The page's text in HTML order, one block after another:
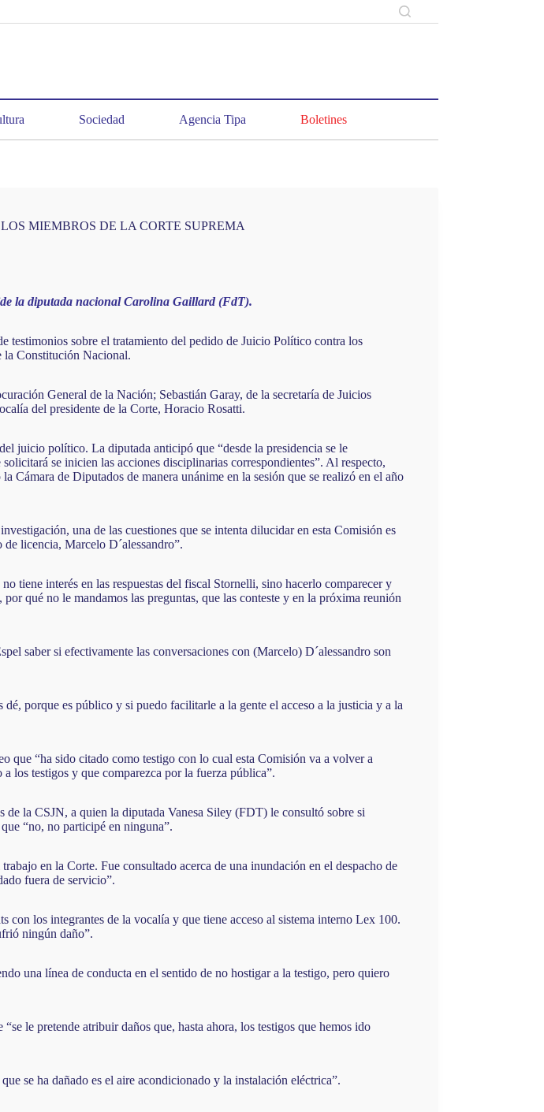
Sociedad Agencia Tipa Boletines
MIEMBROS DE LA CORTE SUPREMA
la diputada nacional Carolina Gaillard (FdT).
testimonios sobre el tratamiento del pedido de Juicio Político contra los
la Constitución Nacional.
General de la Nación; Sebastián Garay, de la secretaría de Juicios
del presidente de la Corte, Horacio Rosatti.
juicio político. La diputada anticipó que “desde la presidencia se le
se inicien las acciones disciplinarias correspondientes”. Al respecto,
Cámara de Diputados de manera unánime en la sesión que se realizó en el año
una de las cuestiones que se intenta dilucidar en esta Comisión es
licencia, Marcelo D´alessandro”.
tiene interés en las respuestas del fiscal Stornelli, sino hacerlo comparecer y
qué no le mandamos las preguntas, que las conteste y en la próxima reunión
saber si efectivamente las conversaciones con (Marcelo) D´alessandro son
porque es público y si puedo facilitarle a la gente el acceso a la justicia y a la
que “ha sido citado como testigo con lo cual esta Comisión va a volver a
los testigos y que comparezca por la fuerza pública”.
la CSJN, a quien la diputada Vanesa Siley (FDT) le consultó sobre si
“no, no participé en ninguna”.
en la Corte. Fue consultado acerca de una inundación en el despacho de
fuera de servicio”.
con los integrantes de la vocalía y que tiene acceso al sistema interno Lex 100.
ningún daño”.
una línea de conducta en el sentido de no hostigar a la testigo, pero quiero
le pretende atribuir daños que, hasta ahora, los testigos que hemos ido
se ha dañado es el aire acondicionado y la instalación eléctrica”.